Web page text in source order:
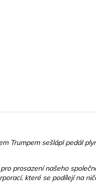
Trumpem sešlápl pedál
prosazení našeho
které se podílejí na